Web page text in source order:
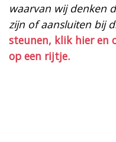
waarvan wij denken
zijn of aansluiten bij
steunen, klik hier en
op een rijtje.